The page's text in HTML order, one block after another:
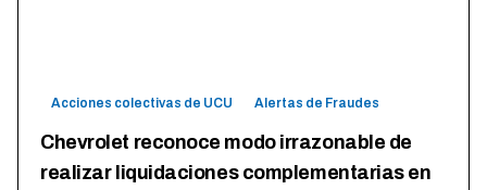
Acciones colectivas de UCU Alertas de Fraudes
Chevrolet reconoce modo irrazonable de
realizar liquidaciones complementarias en